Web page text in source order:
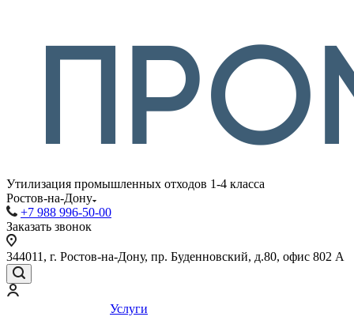
Утилизация промышленных отходов 1-4 класса
Ростов-на-Дону
+7 988 996-50-00
Заказать звонок
344011, г. Ростов-на-Дону, пр. Буденновский, д.80, офис 802 А
Услуги